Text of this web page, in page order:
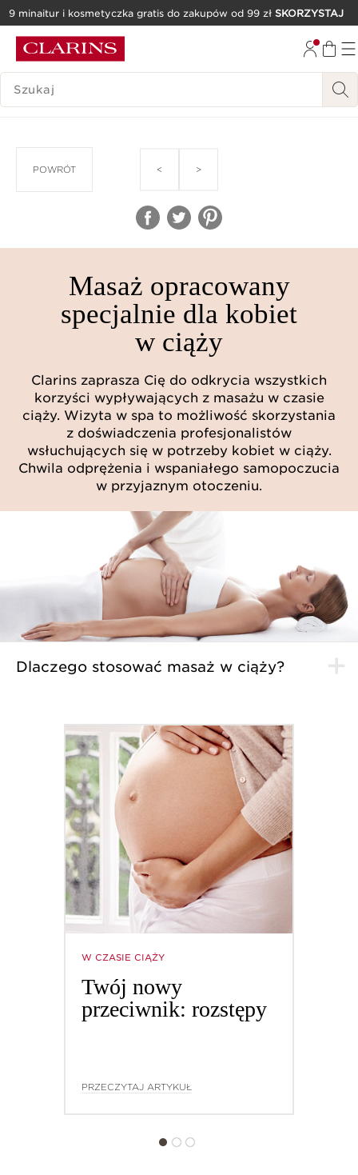
PRZEJDŹ DO TREŚCI
9 minaitur i kosmetyczka gratis do zakupów od 99 zł SKORZYSTAJ
HISTORIA WYSZUKIWANIA
POWRÓT < >
Masaż opracowany
specjalnie dla kobiet
w ciąży
Clarins zaprasza Cię do odkrycia wszystkich
korzyści wypływających z masażu w czasie
ciąży. Wizyta w spa to możliwość skorzystania
z doświadczenia profesjonalistów
wsłuchujących się w potrzeby kobiet w ciąży.
Chwila odprężenia i wspaniałego samopoczucia
w przyjaznym otoczeniu.
Dlaczego stosować masaż w ciąży?
kiedykolwiek wymaga szczególnej uwagi. 9 miesięcy
ciąży wymagają nieustannego wsłuchiwania się
w potrzeby Twojego ciała. Odpoczynek, komfort
i dobre samopoczucie mają kluczowe znaczenie w tym
wyjątkowym okresie.
Dlatego warto włączyć masaż do Twojej pielęgnacji
ciała podczas ciąży. Idealny sposób na kłopotliwe
objawy związane z ciążą (ból pleców, ciężkie nogi
i rozstępy), masaż pozwala Ci się odprężyć
w oczekiwaniu na maleństwo.
Masaże i pielęgnacja Clarins dedykowane kobietom
Odkryj już teraz Zabieg Pielęgnacyjny dla Przyszłej
zaprasza Cię do skorzystania z masażu w najbliższym
salonie Spa. Spotkasz tam zespół specjalistów, którzy
odpowiedzą na Twoje pytania i udzielą porad. Przez
DOWIEDZ SIĘ WIĘCEJ
W CZASIE CIĄŻY
Twój nowy
przeciwnik: rozstępy
PRZECZYTAJ ARTYKUŁ